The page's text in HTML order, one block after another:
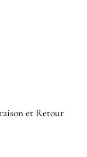
et Retour